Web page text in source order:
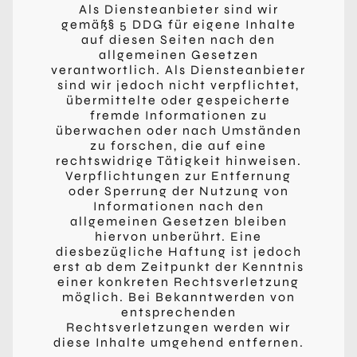
Als Diensteanbieter sind wir
gemäß§ 5 DDG für eigene Inhalte
auf diesen Seiten nach den
allgemeinen Gesetzen
verantwortlich. Als Diensteanbieter
sind wir jedoch nicht verpflichtet,
übermittelte oder gespeicherte
fremde Informationen zu
überwachen oder nach Umständen
zu forschen, die auf eine
rechtswidrige Tätigkeit hinweisen.
Verpflichtungen zur Entfernung
oder Sperrung der Nutzung von
Informationen nach den
allgemeinen Gesetzen bleiben
hiervon unberührt. Eine
diesbezügliche Haftung ist jedoch
erst ab dem Zeitpunkt der Kenntnis
einer konkreten Rechtsverletzung
möglich. Bei Bekanntwerden von
entsprechenden
Rechtsverletzungen werden wir
diese Inhalte umgehend entfernen.